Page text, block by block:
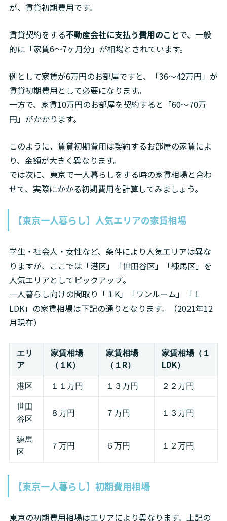
が、賃貸初期費用です。
賃貸契約をする不動産会社に支払う費用のことで、一般
的に「家賃6〜7ヶ月分」が相場とされています。
例として家賃が6万円のお部屋ですと、「36〜42万円」が
賃貸初期費用として必要になります。
一方で、家賃10万円のお部屋を契約すると「60〜70万
円」がかかります。
このように、賃貸初期費用は契約するお部屋の家賃によ
り、金額が大きく異なります。
では次に、東京で一人暮らしをする時の家賃相場と合わ
せて、実際にかかる初期費用を計算してみましょう。
【東京一人暮らし】人気エリアの家賃相場
学生・社会人・女性など、条件により人気エリアは異な
りますが、ここでは「港区」「世田谷区」「練馬区」を
人気エリアとしてピックアップ。
一人暮らし向けの間取り「１K」「ワンルーム」「１
LDK」の家賃相場は下記の通りとなります。（2021年12
月現在）
エリ
ア
家賃相場
（１K）
家賃相場
（１R）
家賃相場（１
LDK）
港区 １１万円 １３万円 ２２万円
世田
谷区
８万円 ７万円 １３万円
練馬
区
７万円 ６万円 １２万円
【東京一人暮らし】初期費用相場
東京の初期費用相場はエリアにより異なります。上記の